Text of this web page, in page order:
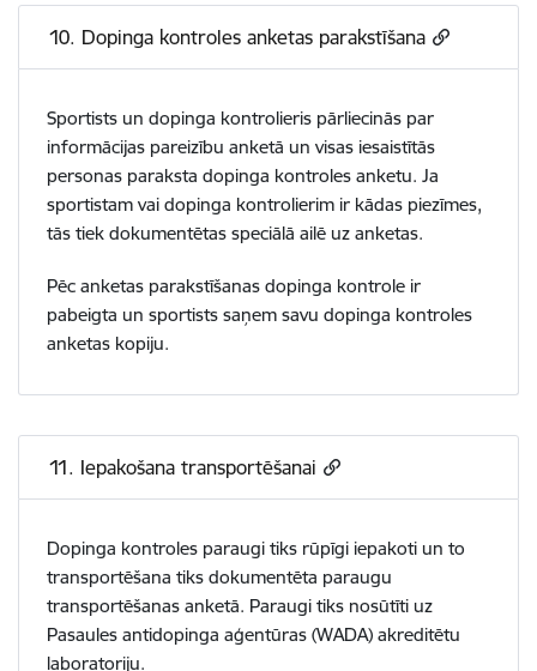
10. Dopinga kontroles anketas parakstīšana
Sportists un dopinga kontrolieris pārliecinās par
informācijas pareizību anketā un visas iesaistītās
personas paraksta dopinga kontroles anketu. Ja
sportistam vai dopinga kontrolierim ir kādas piezīmes,
tās tiek dokumentētas speciālā ailē uz anketas.
Pēc anketas parakstīšanas dopinga kontrole ir
pabeigta un sportists saņem savu dopinga kontroles
anketas kopiju.
11. Iepakošana transportēšanai
Dopinga kontroles paraugi tiks rūpīgi iepakoti un to
transportēšana tiks dokumentēta paraugu
transportēšanas anketā. Paraugi tiks nosūtīti uz
Pasaules antidopinga aģentūras (WADA) akreditētu
laboratoriju.